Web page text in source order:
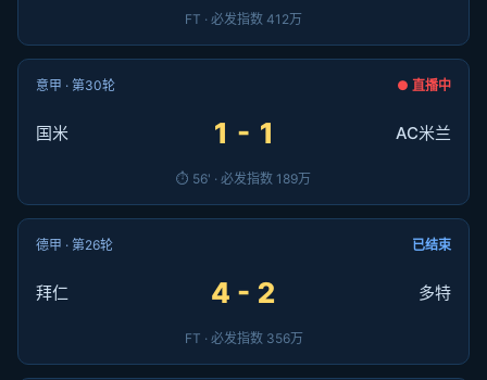
FT · 必发指数 412万
意甲 · 第30轮 ● 直播中
国米 1 - 1 AC米兰
⏱ 56' · 必发指数 189万
德甲 · 第26轮 已结束
拜仁 4 - 2 多特
FT · 必发指数 356万